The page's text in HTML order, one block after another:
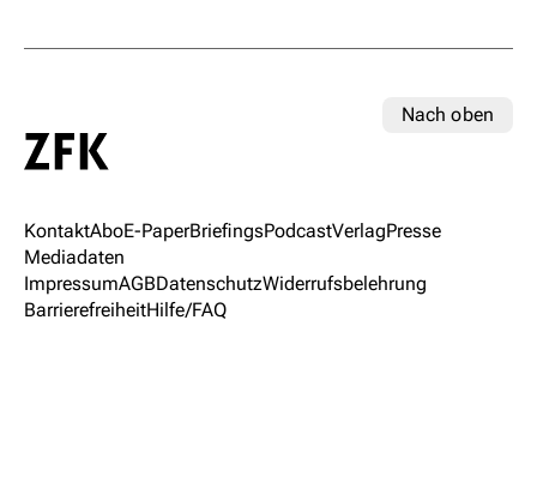
Nach oben
KontaktAboE-PaperBriefingsPodcastVerlagPresse
Mediadaten
ImpressumAGBDatenschutzWiderrufsbelehrung
BarrierefreiheitHilfe/FAQ